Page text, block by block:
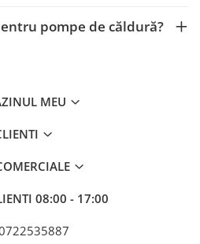
pompe de căldură?
MEU
08:00 - 17:00